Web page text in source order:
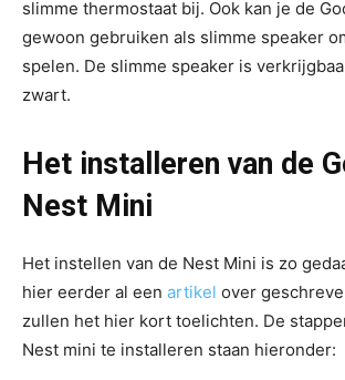
slimme thermostaat bij. Ook kan je de
gewoon gebruiken als slimme speaker
spelen. De slimme speaker is
zwart.
Het installeren van de
Nest Mini
Het instellen van de Nest Mini is zo
hier eerder al een artikel over
zullen het hier kort toelichten. De
Nest mini te installeren staan hieronder: